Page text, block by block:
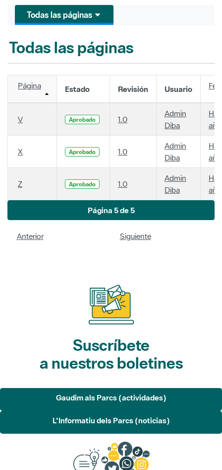
Todas las páginas
Todas las páginas
Página Estado Revisión Usuario
V Aprobado 1.0
Admin
Diba
X Aprobado 1.0
Admin
Diba
Z Aprobado 1.0
Admin
Diba
Página 5 de 5
Anterior Siguiente
Suscríbete
a nuestros boletines
Gaudim als Parcs (actividades)
L'Informatiu dels Parcs (noticias)